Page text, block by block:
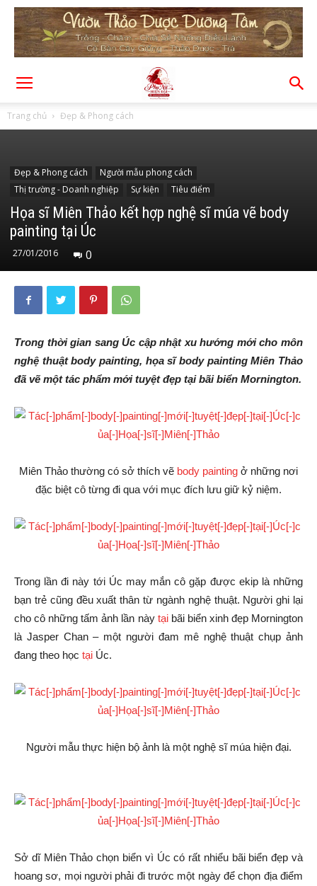
Trang chủ Đẹp & Phong cách
Đẹp & Phong cách
Người mẫu phong cách
Thị trường - Doanh nghiệp
Sự kiện Tiêu điểm
Họa sĩ Miên Thảo kết hợp nghệ sĩ múa vẽ body
painting tại Úc
27/01/2016 0
Trong thời gian sang Úc cập nhật xu hướng mới cho môn
nghệ thuật body painting, họa sĩ body painting Miên Thảo
đã vẽ một tác phẩm mới tuyệt đẹp tại bãi biển Mornington.
Miên Thảo thường có sở thích vẽ body painting ở những nơi
đặc biệt cô từng đi qua với mục đích lưu giữ kỷ niệm.
Trong lần đi này tới Úc may mắn cô gặp được ekip là những
bạn trẻ cũng đều xuất thân từ ngành nghệ thuật. Người ghi lại
cho cô những tấm ảnh lần nàytại bãi biển xinh đẹp Mornington
là Jasper Chan – một người đam mê nghệ thuật chụp ảnh
đang theo học tại Úc.
Người mẫu thực hiện bộ ảnh là một nghệ sĩ múa hiện đại.
Sở dĩ Miên Thảo chọn biển vì Úc có rất nhiểu bãi biển đẹp và
hoang sơ, mọi người phải đi trước một ngày để chọn địa điểm